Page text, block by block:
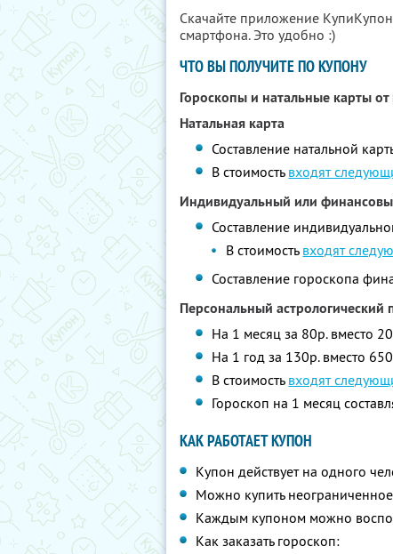
Скачайте приложение
смартфона. Это удобно :)
ЧТО ВЫ ПОЛУЧИТЕ ПО КУПОНУ
Гороскопы и натальные карты
Натальная карта
Составление натальной
В стоимость входят
Индивидуальный или
Составление
В стоимость входят
Составление гороскопа
Персональный астрологический
На 1 месяц за 80р. вместо
На 1 год за 130р. вместо
В стоимость входят
Гороскоп на 1 месяц
КАК РАБОТАЕТ КУПОН
Купон действует на одного
Можно купить
Каждым купоном можно
Как заказать гороскоп: